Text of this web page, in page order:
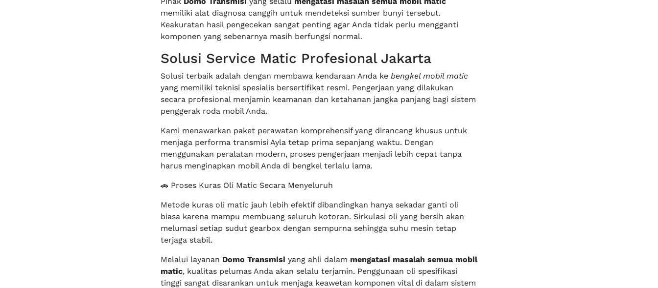
memiliki alat diagnosa canggih untuk mendeteksi sumber bunyi tersebut.
Keakuratan hasil pengecekan sangat penting agar Anda tidak perlu mengganti
komponen yang sebenarnya masih berfungsi normal.
Solusi Service Matic Profesional Jakarta
Solusi terbaik adalah dengan membawa kendaraan Anda ke bengkel mobil matic
yang memiliki teknisi spesialis bersertifikat resmi. Pengerjaan yang dilakukan
secara profesional menjamin keamanan dan ketahanan jangka panjang bagi sistem
penggerak roda mobil Anda.
Kami menawarkan paket perawatan komprehensif yang dirancang khusus untuk
menjaga performa transmisi Ayla tetap prima sepanjang waktu. Dengan
menggunakan peralatan modern, proses pengerjaan menjadi lebih cepat tanpa
harus menginapkan mobil Anda di bengkel terlalu lama.
🚗 Proses Kuras Oli Matic Secara Menyeluruh
Metode kuras oli matic jauh lebih efektif dibandingkan hanya sekadar ganti oli
biasa karena mampu membuang seluruh kotoran. Sirkulasi oli yang bersih akan
melumasi setiap sudut gearbox dengan sempurna sehingga suhu mesin tetap
terjaga stabil.
Melalui layanan Domo Transmisi yang ahli dalam mengatasi masalah semua mobil
matic, kualitas pelumas Anda akan selalu terjamin. Penggunaan oli spesifikasi
tinggi sangat disarankan untuk menjaga keawetan komponen vital di dalam sistem